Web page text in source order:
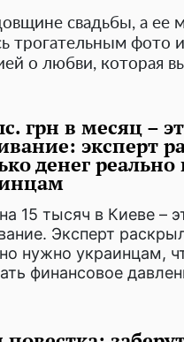
свадьбы, а ее
трогательным фото и
о любви, которая
грн в месяц –
эксперт
денег
15 тысяч в Киеве –
Эксперт
нужно украинцам,
финансовое